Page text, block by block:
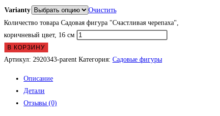
Varianty
Очистить
Количество товара Садовая фигура "Счастливая черепаха",
коричневый цвет, 16 см
В КОРЗИНУ
Артикул: 2920343-parent Категория: Садовые фигуры
Описание
Детали
Отзывы (0)